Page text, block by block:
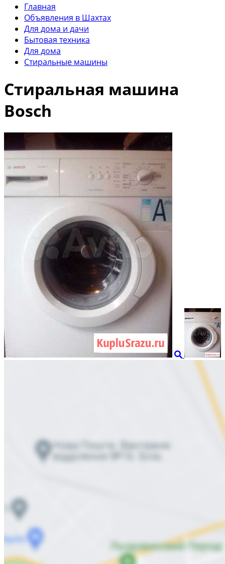
Главная
Объявления в Шахтах
Для дома и дачи
Бытовая техника
Для дома
Стиральные машины
Стиральная машина
Bosch